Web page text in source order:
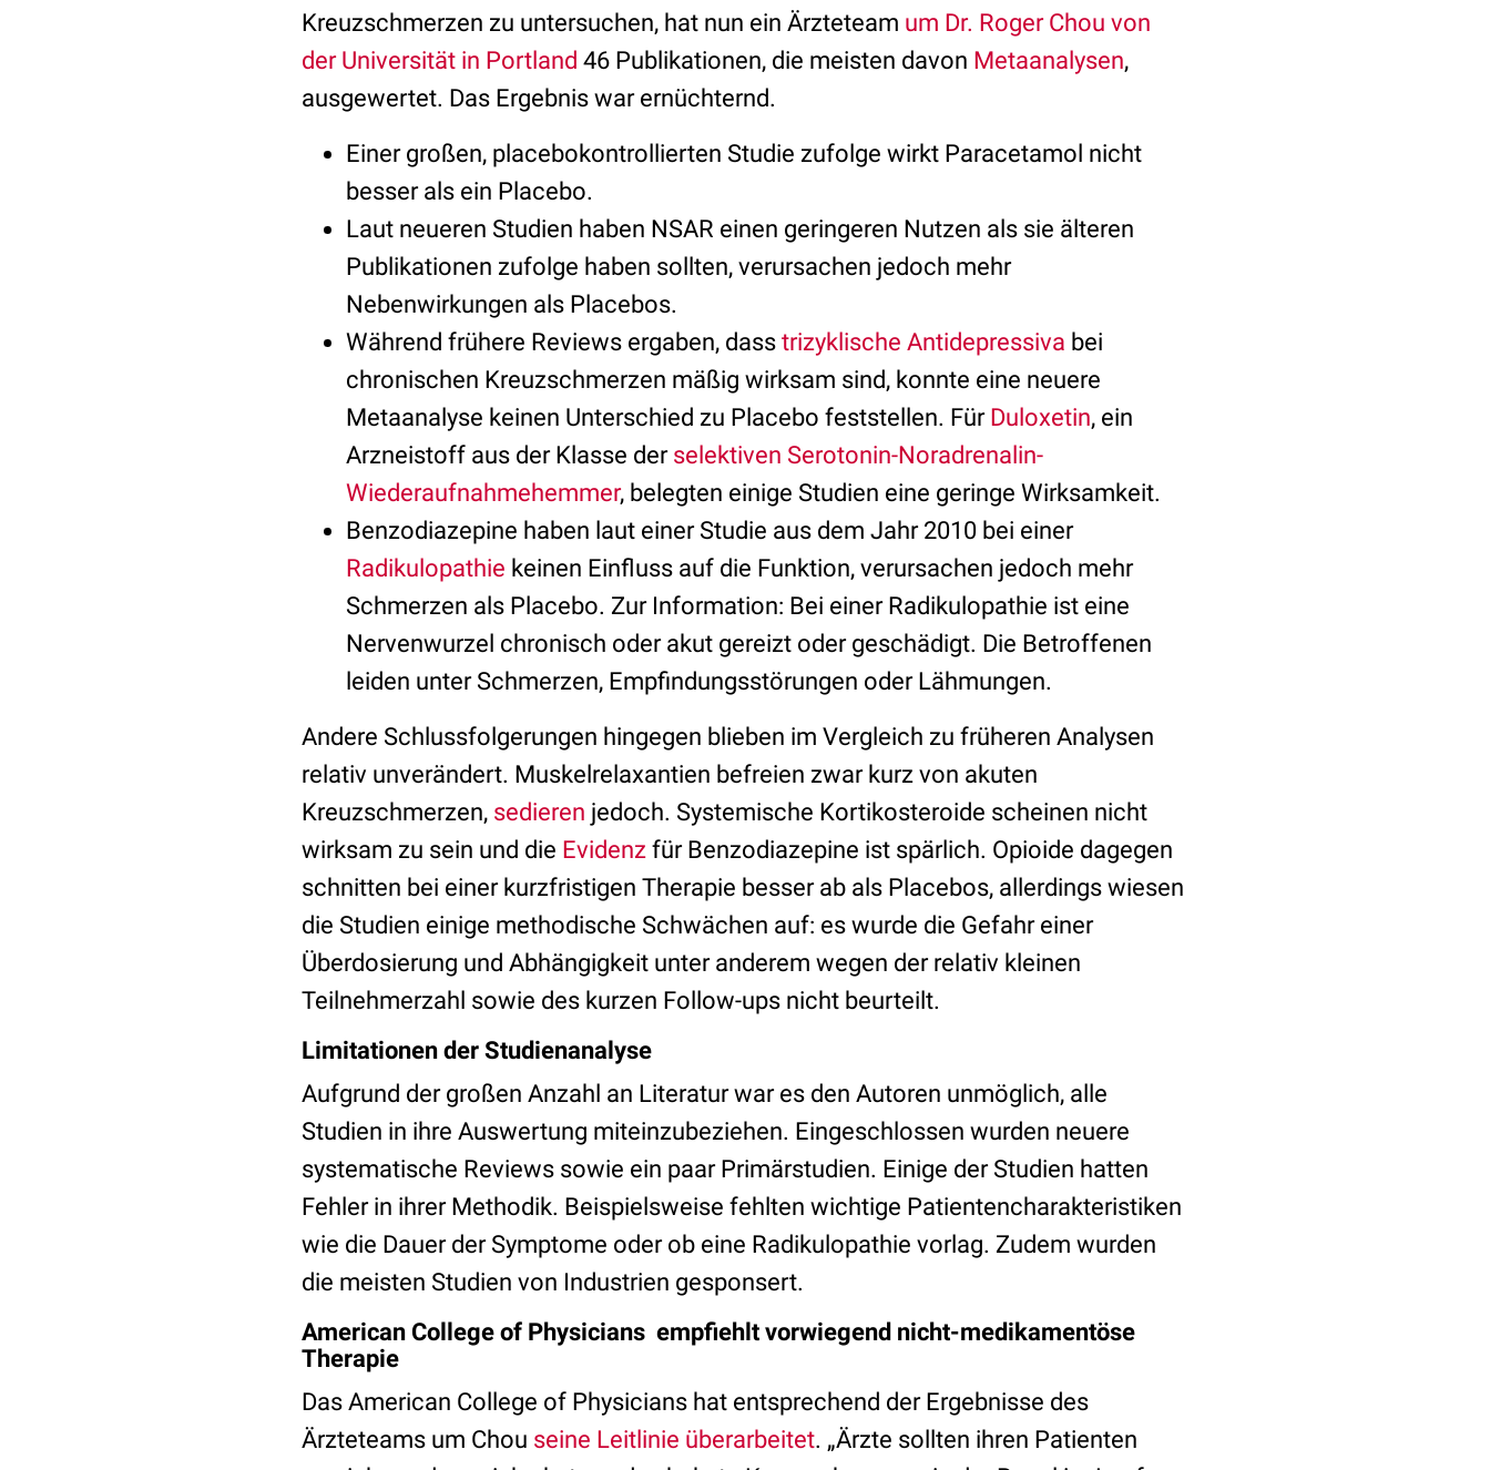
Kreuzschmerzen zu untersuchen, hat nun ein Ärzteteam um Dr. Roger Chou von
der Universität in Portland 46 Publikationen, die meisten davon Metaanalysen,
ausgewertet. Das Ergebnis war ernüchternd.
Einer großen, placebokontrollierten Studie zufolge wirkt Paracetamol nicht
besser als ein Placebo.
Laut neueren Studien haben NSAR einen geringeren Nutzen als sie älteren
Publikationen zufolge haben sollten, verursachen jedoch mehr
Nebenwirkungen als Placebos.
Während frühere Reviews ergaben, dass trizyklische Antidepressiva bei
chronischen Kreuzschmerzen mäßig wirksam sind, konnte eine neuere
Metaanalyse keinen Unterschied zu Placebo feststellen. Für Duloxetin, ein
Arzneistoff aus der Klasse der selektiven Serotonin-Noradrenalin-
Wiederaufnahmehemmer, belegten einige Studien eine geringe Wirksamkeit.
Benzodiazepine haben laut einer Studie aus dem Jahr 2010 bei einer
Radikulopathie keinen Einfluss auf die Funktion, verursachen jedoch mehr
Schmerzen als Placebo. Zur Information: Bei einer Radikulopathie ist eine
Nervenwurzel chronisch oder akut gereizt oder geschädigt. Die Betroffenen
leiden unter Schmerzen, Empfindungsstörungen oder Lähmungen.
Andere Schlussfolgerungen hingegen blieben im Vergleich zu früheren Analysen
relativ unverändert. Muskelrelaxantien befreien zwar kurz von akuten
Kreuzschmerzen, sedieren jedoch. Systemische Kortikosteroide scheinen nicht
wirksam zu sein und die Evidenz für Benzodiazepine ist spärlich. Opioide dagegen
schnitten bei einer kurzfristigen Therapie besser ab als Placebos, allerdings wiesen
die Studien einige methodische Schwächen auf: es wurde die Gefahr einer
Überdosierung und Abhängigkeit unter anderem wegen der relativ kleinen
Teilnehmerzahl sowie des kurzen Follow-ups nicht beurteilt.
Limitationen der Studienanalyse
Aufgrund der großen Anzahl an Literatur war es den Autoren unmöglich, alle
Studien in ihre Auswertung miteinzubeziehen. Eingeschlossen wurden neuere
systematische Reviews sowie ein paar Primärstudien. Einige der Studien hatten
Fehler in ihrer Methodik. Beispielsweise fehlten wichtige Patientencharakteristiken
wie die Dauer der Symptome oder ob eine Radikulopathie vorlag. Zudem wurden
die meisten Studien von Industrien gesponsert.
American College of Physicians empfiehlt vorwiegend nicht-medikamentöse
Therapie
Das American College of Physicians hat entsprechend der Ergebnisse des
Ärzteteams um Chou seine Leitlinie überarbeitet. „Ärzte sollten ihren Patienten